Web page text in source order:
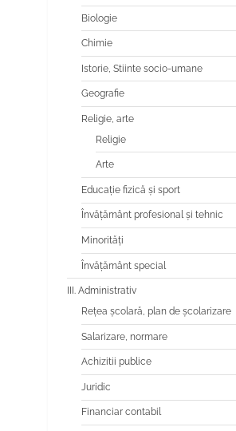
Biologie
Chimie
Istorie, Stiinte socio-umane
Geografie
Religie, arte
Religie
Arte
Educaţie fizică şi sport
Învăţământ profesional şi tehnic
Minorităţi
Învăţământ special
III. Administrativ
Reţea şcolară, plan de şcolarizare
Salarizare, normare
Achizitii publice
Juridic
Financiar contabil